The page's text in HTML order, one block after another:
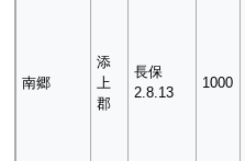
南郷
添
上
郡
長保
2.8.13
1000